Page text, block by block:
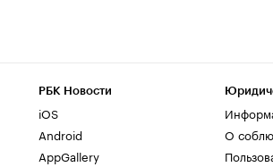
РБК Новости
iOS
Android
AppGallery
О